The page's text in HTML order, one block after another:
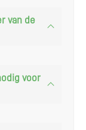
van de
voor